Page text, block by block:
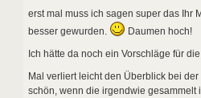
erst mal muss ich sagen super das Ihr
besser gewurden.
Daumen hoch!
Ich hätte da noch ein Vorschläge für
Mal verliert leicht den Überblick bei
schön, wenn die irgendwie gesammelt